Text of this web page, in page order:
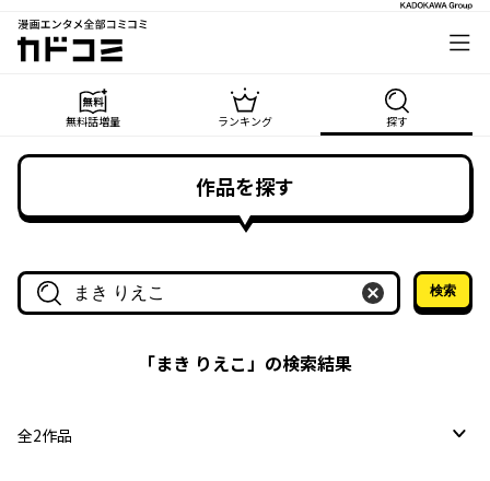
漫画エンタメ全部コミコミ
カドコミ
無料話増量 ランキング 探す
作品を探す
作品名・作家名で探す
検索
「まき りえこ」の検索結果
全2作品